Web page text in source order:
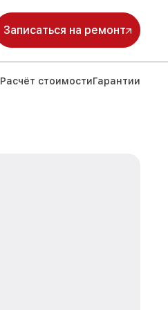
Записаться на ремонт
Расчёт стоимостиГарантии